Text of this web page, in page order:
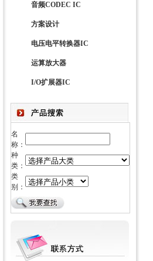
音频CODEC IC
方案设计
电压电平转换器IC
运算放大器
I/O扩展器IC
名
称：
种
类：
类
别：